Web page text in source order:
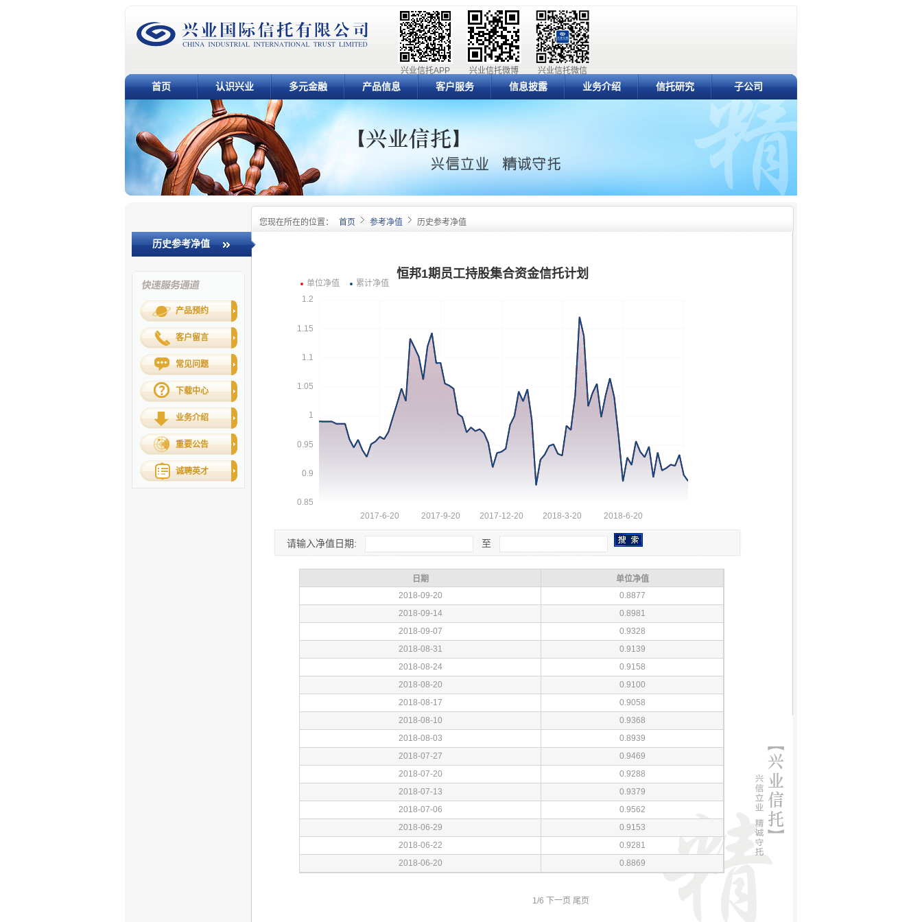
兴业信托微信
兴业信托微博
兴业信托APP
首页 认识兴业 多元金融 产品信息 客户服务 信息披露 业务介绍 信托研究 子公司
您现在所在的位置： 首页 参考净值 历史参考净值
历史参考净值
产品预约
客户留言
常见问题
下载中心
业务介绍
重要公告
诚聘英才
请输入净值日期: 至